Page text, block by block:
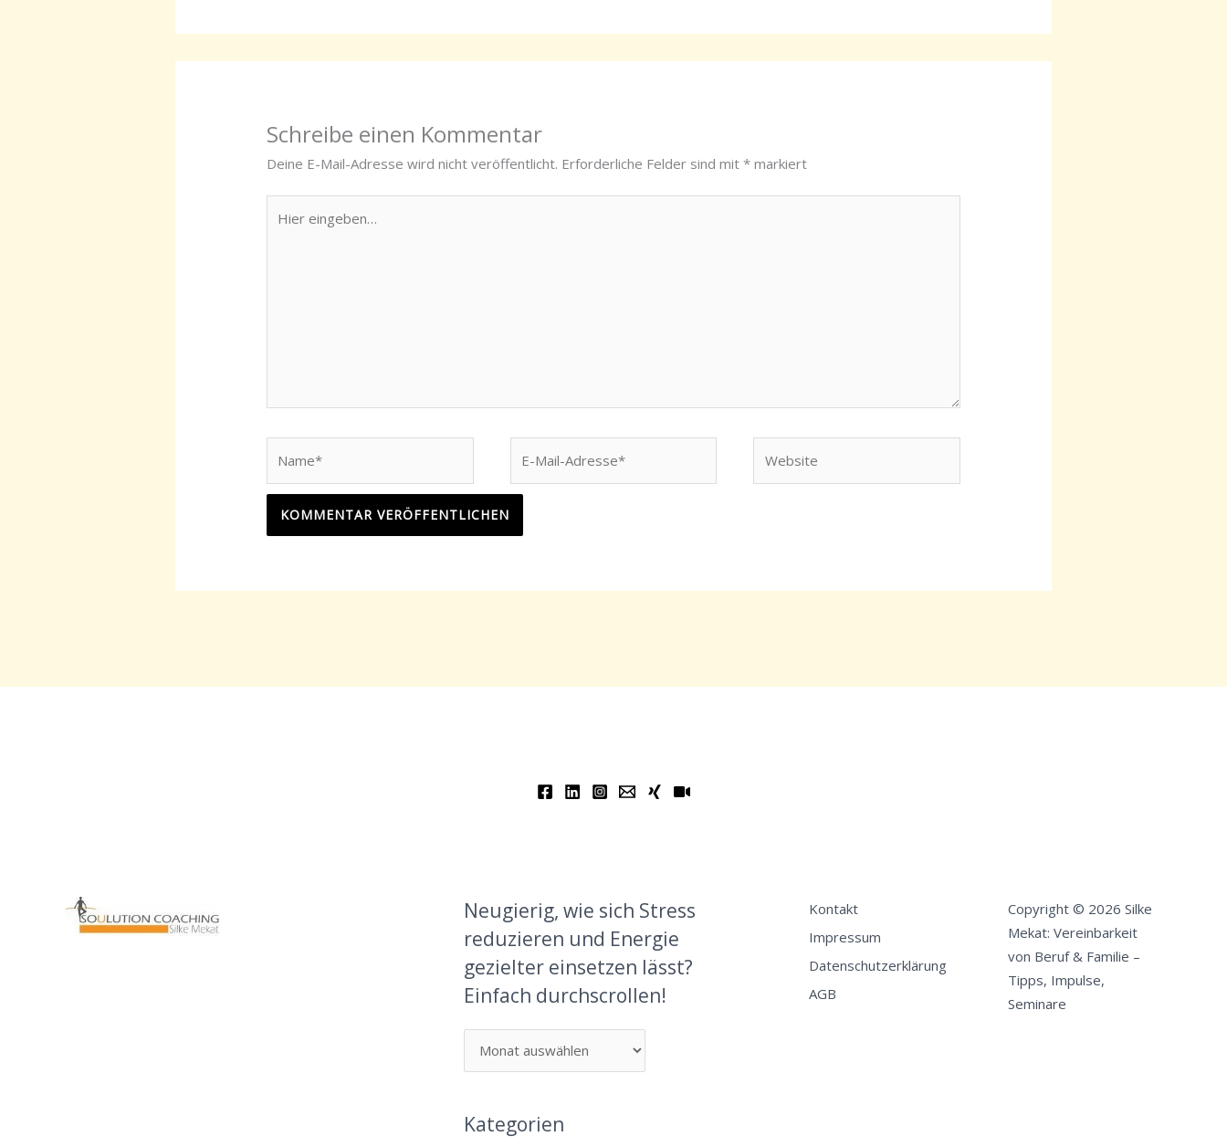
Schreibe einen Kommentar
Deine E-Mail-Adresse wird nicht veröffentlicht. Erforderliche Felder sind mit* markiert
eingeben…
Adresse*
Neugierig, wie sich Stress
reduzieren und Energie
gezielter einsetzen lässt?
Einfach durchscrollen!
Kategorien
Kontakt
Impressum
Datenschutzerklärung
AGB
Copyright © 2026 Silke
Mekat: Vereinbarkeit
von Beruf & Familie –
Tipps, Impulse,
Seminare